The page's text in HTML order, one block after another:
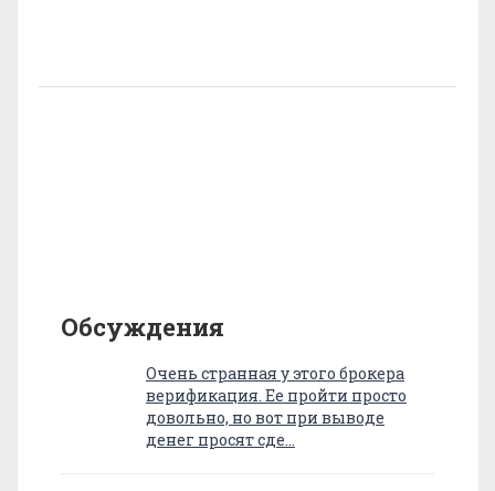
Обсуждения
Очень странная у этого брокера
верификация. Ее пройти просто
довольно, но вот при выводе
денег просят сде…